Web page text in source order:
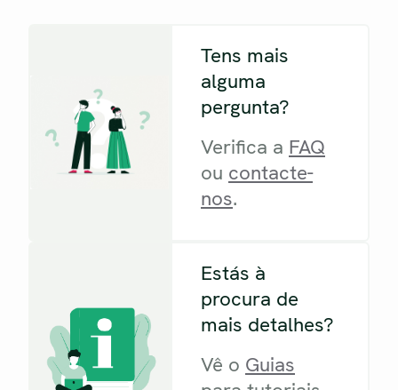
Tens mais
alguma
pergunta?
Verifica a FAQ
ou contacte-
nos.
Estás à
procura de
mais detalhes?
Vê o Guias